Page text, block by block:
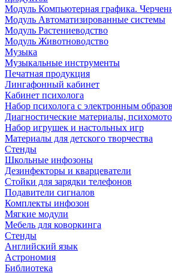
Модуль Компьютерная графика.
Модуль Автоматизированные системы
Модуль Растениеводство
Модуль Животноводство
Музыка
Музыкальные инструменты
Печатная продукция
Лингафонный кабинет
Кабинет психолога
Набор психолога с электронным
Диагностические материалы,
Набор игрушек и настольных игр
Материалы для детского творчества
Стенды
Школьные инфозоны
Дезинфекторы и кварцеватели
Стойки для зарядки телефонов
Подавители сигналов
Комплекты инфозон
Мягкие модули
Мебель для коворкинга
Стенды
Английский язык
Астрономия
Библиотека